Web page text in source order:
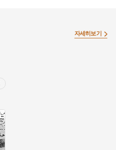
자세히보기